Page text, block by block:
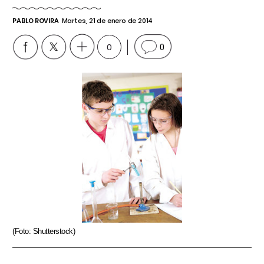
PABLO ROVIRA Martes, 21 de enero de 2014
0 0
(Foto: Shutterstock)